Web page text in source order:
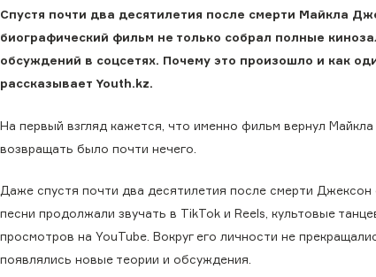
Спустя почти два десятилетия после смерти Майкла
биографический фильм не только собрал полные
обсуждений в соцсетях. Почему это произошло и как
рассказывает Youth.kz.
На первый взгляд кажется, что именно фильм вернул
возвращать было почти нечего.
Даже спустя почти два десятилетия после смерти
песни продолжали звучать в TikTok и Reels, культовые
просмотров на YouTube. Вокруг его личности не
появлялись новые теории и обсуждения.